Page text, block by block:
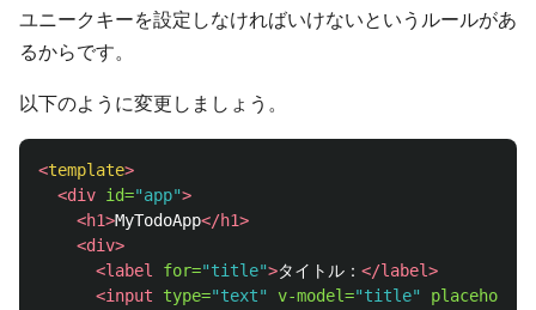
ユニークキーを設定しなければいけないというルールがあ
るからです。
以下のように変更しましょう。
<template>
<div id="app">
<h1>MyTodoApp</h1>
<div>
<label
for="title">タイトル： </label>
<input
type="text" v-model="title"